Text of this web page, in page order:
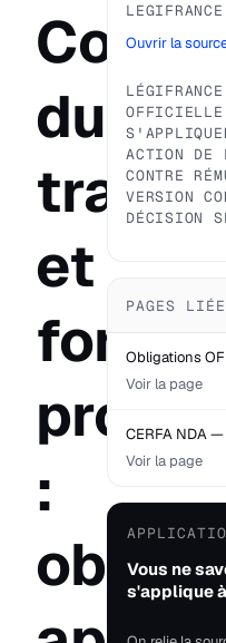
Code
du
travail
et
:
Ouvrir la
ACTION DE
CONTRE
VERSION
DÉCISION
PAGES
Obligations
Voir la page
CERFA NDA
Voir la page
Vous ne
s'applique